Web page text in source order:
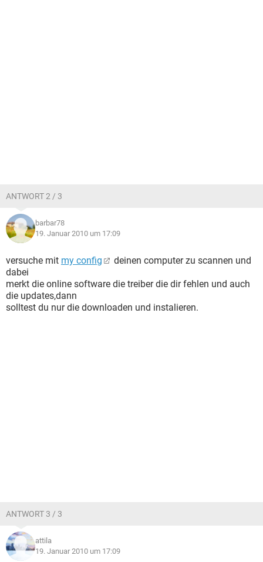
ANTWORT 2 / 3
barbar78
19. Januar 2010 um 17:09
versuche mit my config
deinen computer zu scannen und
dabei
merkt die online software die treiber die dir fehlen und auch
die updates,dann
solltest du nur die downloaden und instalieren.
ANTWORT 3 / 3
attila
19. Januar 2010 um 17:09